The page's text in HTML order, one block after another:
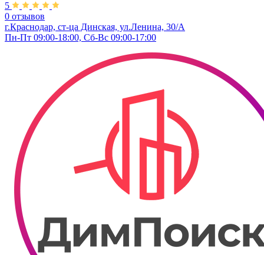
5
0 отзывов
г.Краснодар, ст-ца Динская, ул.Ленина, 30/А
Пн-Пт 09:00-18:00, Сб-Вс 09:00-17:00